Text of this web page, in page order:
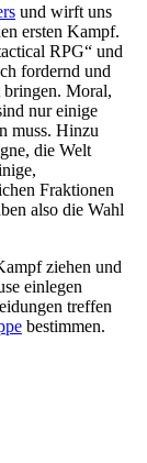
und wirft uns
ersten Kampf.
RPG“ und
fordernd und
bringen. Moral,
nur einige
muss. Hinzu
die Welt
Fraktionen
also die Wahl
ziehen und
einlegen
treffen
bestimmen.